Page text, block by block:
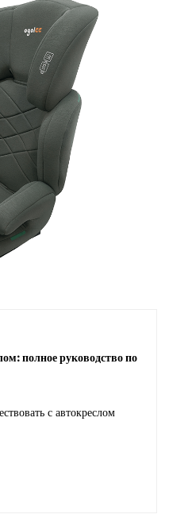
полное руководство по